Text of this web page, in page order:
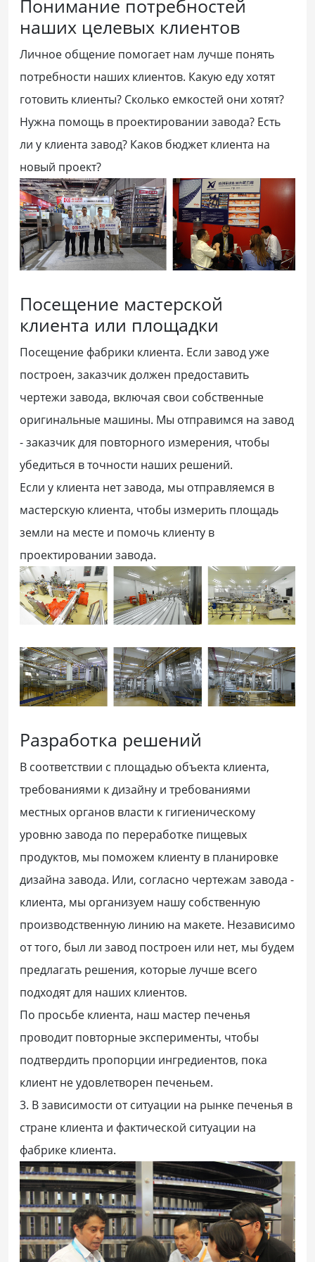
Понимание потребностей
наших целевых клиентов
Личное общение помогает нам лучше понять
потребности наших клиентов. Какую еду хотят
готовить клиенты? Сколько емкостей они хотят?
Нужна помощь в проектировании завода? Есть
ли у клиента завод? Каков бюджет клиента на
новый проект?
Посещение мастерской
клиента или площадки
Посещение фабрики клиента. Если завод уже
построен, заказчик должен предоставить
чертежи завода, включая свои собственные
оригинальные машины. Мы отправимся на завод
- заказчик для повторного измерения, чтобы
убедиться в точности наших решений.
Если у клиента нет завода, мы отправляемся в
мастерскую клиента, чтобы измерить площадь
земли на месте и помочь клиенту в
проектировании завода.
Разработка решений
В соответствии с площадью объекта клиента,
требованиями к дизайну и требованиями
местных органов власти к гигиеническому
уровню завода по переработке пищевых
продуктов, мы поможем клиенту в планировке
дизайна завода. Или, согласно чертежам завода -
клиента, мы организуем нашу собственную
производственную линию на макете. Независимо
от того, был ли завод построен или нет, мы будем
предлагать решения, которые лучше всего
подходят для наших клиентов.
По просьбе клиента, наш мастер печенья
проводит повторные эксперименты, чтобы
подтвердить пропорции ингредиентов, пока
клиент не удовлетворен печеньем.
3. В зависимости от ситуации на рынке печенья в
стране клиента и фактической ситуации на
фабрике клиента.